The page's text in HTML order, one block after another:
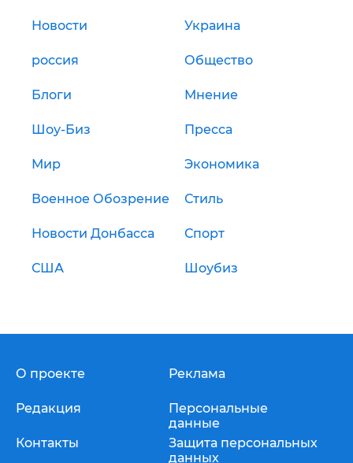
Новости Украина
россия Общество
Блоги Мнение
Шоу-Биз Пресса
Мир Экономика
Военное Обозрение Стиль
Новости Донбасса Спорт
США Шоубиз
О проекте
Редакция
Контакты
Реклама
Персональные
данные
Защита персональных
данных